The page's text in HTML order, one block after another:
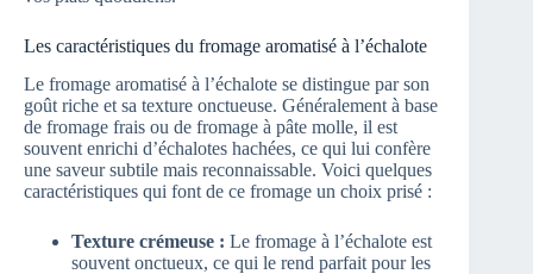
Les caractéristiques du fromage aromatisé à l’échalote
Le fromage aromatisé à l’échalote se distingue par son
goût riche et sa texture onctueuse. Généralement à base
de fromage frais ou de fromage à pâte molle, il est
souvent enrichi d’échalotes hachées, ce qui lui confère
une saveur subtile mais reconnaissable. Voici quelques
caractéristiques qui font de ce fromage un choix prisé :
Texture crémeuse : Le fromage à l’échalote est
souvent onctueux, ce qui le rend parfait pour les